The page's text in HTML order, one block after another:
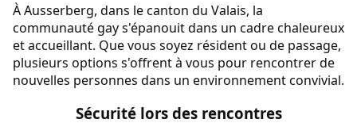
À Ausserberg, dans le canton du Valais, la
communauté gay s'épanouit dans un cadre chaleureux
et accueillant. Que vous soyez résident ou de passage,
plusieurs options s'offrent à vous pour rencontrer de
nouvelles personnes dans un environnement convivial.
Sécurité lors des rencontres